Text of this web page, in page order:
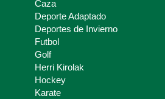
Caza
Deporte Adaptado
Deportes de Invierno
Futbol
Golf
Herri Kirolak
Hockey
Karate